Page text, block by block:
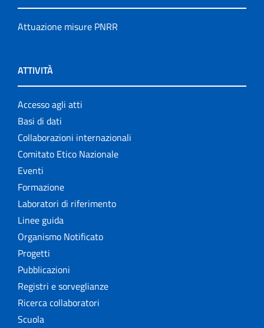
Attuazione misure PNRR
ATTIVITÀ
Accesso agli atti
Basi di dati
Collaborazioni internazionali
Comitato Etico Nazionale
Eventi
Formazione
Laboratori di riferimento
Linee guida
Organismo Notificato
Progetti
Pubblicazioni
Registri e sorveglianze
Ricerca collaboratori
Scuola